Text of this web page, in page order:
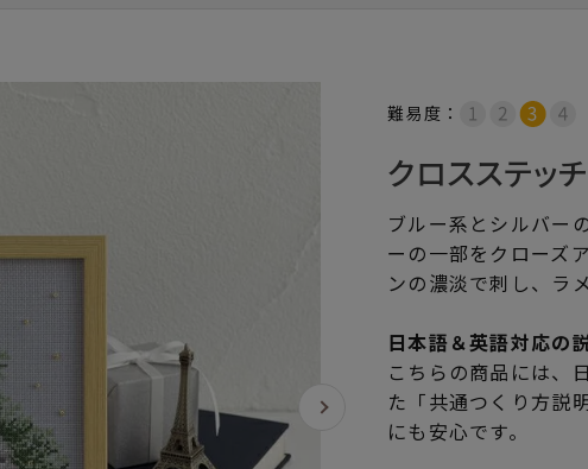
難易度：
クロスステッ
ブルー系とシルバー
ーの一部をクローズ
ンの濃淡で刺し、ラ
日本語＆英語対応の
こちらの商品には、
た「共通つくり方説
にも安心です。